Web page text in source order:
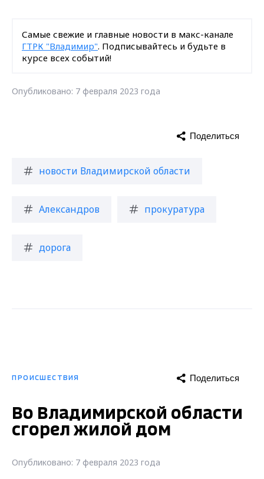
Самые свежие и главные новости в макс-канале
ГТРК "Владимир". Подписывайтесь и будьте в
курсе всех событий!
Опубликовано: 7 февраля 2023 года
новости Владимирской области
Александров прокуратура
дорога
Поделиться
ПРОИСШЕСТВИЯ Поделиться
Во Владимирской области
сгорел жилой дом
Опубликовано: 7 февраля 2023 года